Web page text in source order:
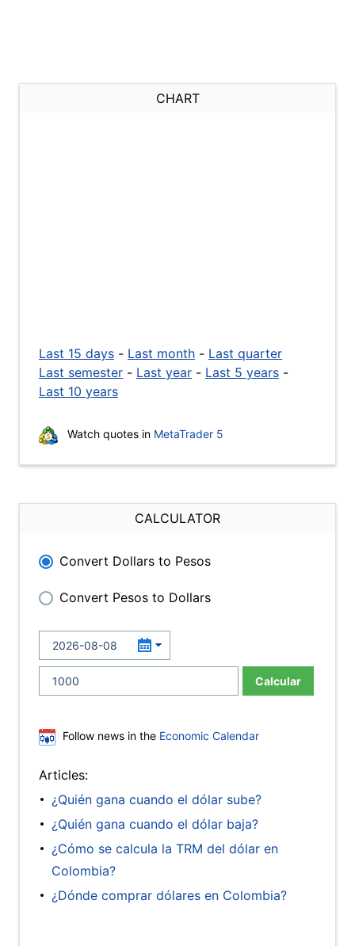
CHART
Last 15 days - Last month - Last quarter
Last semester - Last year - Last 5 years -
Last 10 years
Watch quotes in MetaTrader 5
CALCULATOR
Convert Dollars to Pesos
Convert Pesos to Dollars
Calcular
Follow news in the Economic Calendar
Articles:
¿Quién gana cuando el dólar sube?
¿Quién gana cuando el dólar baja?
¿Cómo se calcula la TRM del dólar en
Colombia?
¿Dónde comprar dólares en Colombia?